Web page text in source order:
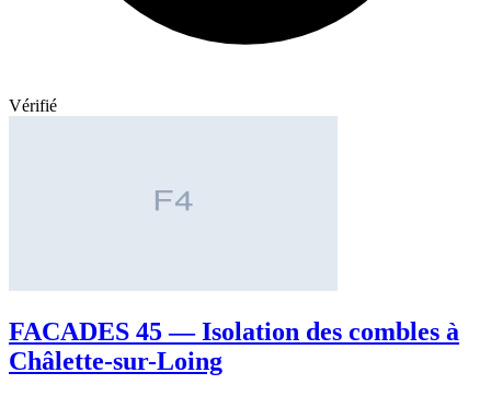
Vérifié
FACADES 45 — Isolation des combles à
Châlette-sur-Loing